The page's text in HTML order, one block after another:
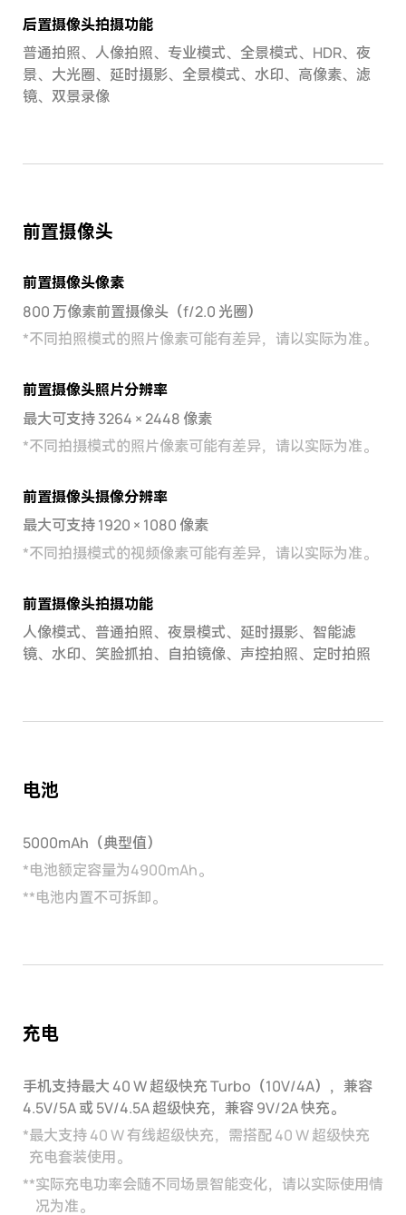
后置摄像头拍摄功能
普通拍照、人像拍照、专业模式、全景模式、HDR、夜
景、大光圈、延时摄影、全景模式、水印、高像素、滤
镜、双景录像
前置摄像头
前置摄像头像素
800 万像素前置摄像头（f/2.0 光圈）
*不同拍照模式的照片像素可能有差异，请以实际为准。
前置摄像头照片分辨率
最大可支持 3264 × 2448 像素
*不同拍摄模式的照片像素可能有差异，请以实际为准。
前置摄像头摄像分辨率
最大可支持 1920 × 1080 像素
*不同拍摄模式的视频像素可能有差异，请以实际为准。
前置摄像头拍摄功能
人像模式、普通拍照、夜景模式、延时摄影、智能滤
镜、水印、笑脸抓拍、自拍镜像、声控拍照、定时拍照
电池
5000mAh（典型值）
*电池额定容量为4900mAh。
**电池内置不可拆卸。
充电
手机支持最大 40 W 超级快充 Turbo（10V/4A），兼容
4.5V/5A 或 5V/4.5A 超级快充，兼容 9V/2A 快充。
*最大支持 40 W 有线超级快充，需搭配 40 W 超级快充
充电套装使用。
**实际充电功率会随不同场景智能变化，请以实际使用情
况为准。